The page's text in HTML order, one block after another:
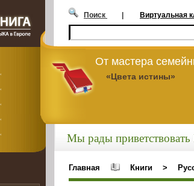
Поиск | Виртуальная
От мастера
«Цвета истины»
Мы рады приветствовать
Главная Книги >